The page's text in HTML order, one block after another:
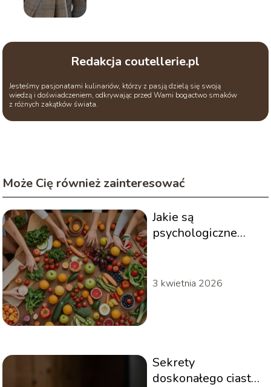
Redakcja coutellerie.pl
Jesteśmy pasjonatami kulinariów, którzy z pasją dzielą się swoją
wiedzą i doświadczeniem, odkrywając przed Wami bogactwo smaków
z różnych zakątków świata.
Może Cię również zainteresować
Jakie są
psychologiczne
3 kwietnia 2026
Sekrety
doskonałego ciasta